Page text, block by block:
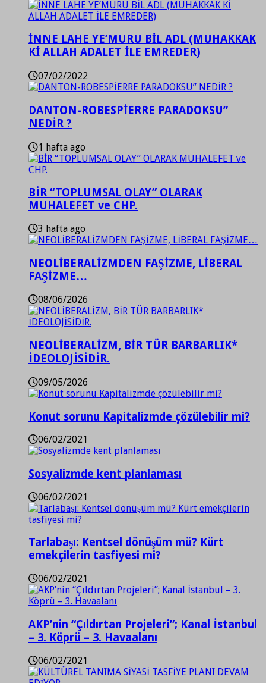
İNNE LAHE YE’MURU BİL ADL (MUHAKKAK
Kİ ALLAH ADALET İLE EMREDER)
07/02/2022
DANTON-ROBESPİERRE PARADOKSU”
NEDİR ?
1 hafta ago
BİR “TOPLUMSAL OLAY” OLARAK
MUHALEFET ve CHP.
3 hafta ago
NEOLİBERALİZMDEN FAŞİZME, LİBERAL
FAŞİZME…
08/06/2026
NEOLİBERALİZM, BİR TÜR BARBARLIK*
İDEOLOJİSİDİR.
09/05/2026
Konut sorunu Kapitalizmde çözülebilir mi?
06/02/2021
Sosyalizmde kent planlaması
06/02/2021
Tarlabaşı: Kentsel dönüşüm mü? Kürt
emekçilerin tasfiyesi mi?
06/02/2021
AKP’nin “Çıldırtan Projeleri”; Kanal İstanbul
– 3. Köprü – 3. Havaalanı
06/02/2021